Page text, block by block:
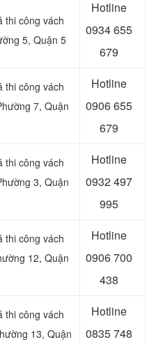
thi công vách
5, Quận 5
Hotline
0934 655
679
thi công vách
7, Quận
Hotline
0906 655
679
thi công vách
3, Quận
Hotline
0932 497
995
thi công vách
12, Quận
Hotline
0906700
438
thi công vách
13, Quận
Hotline
0835 748